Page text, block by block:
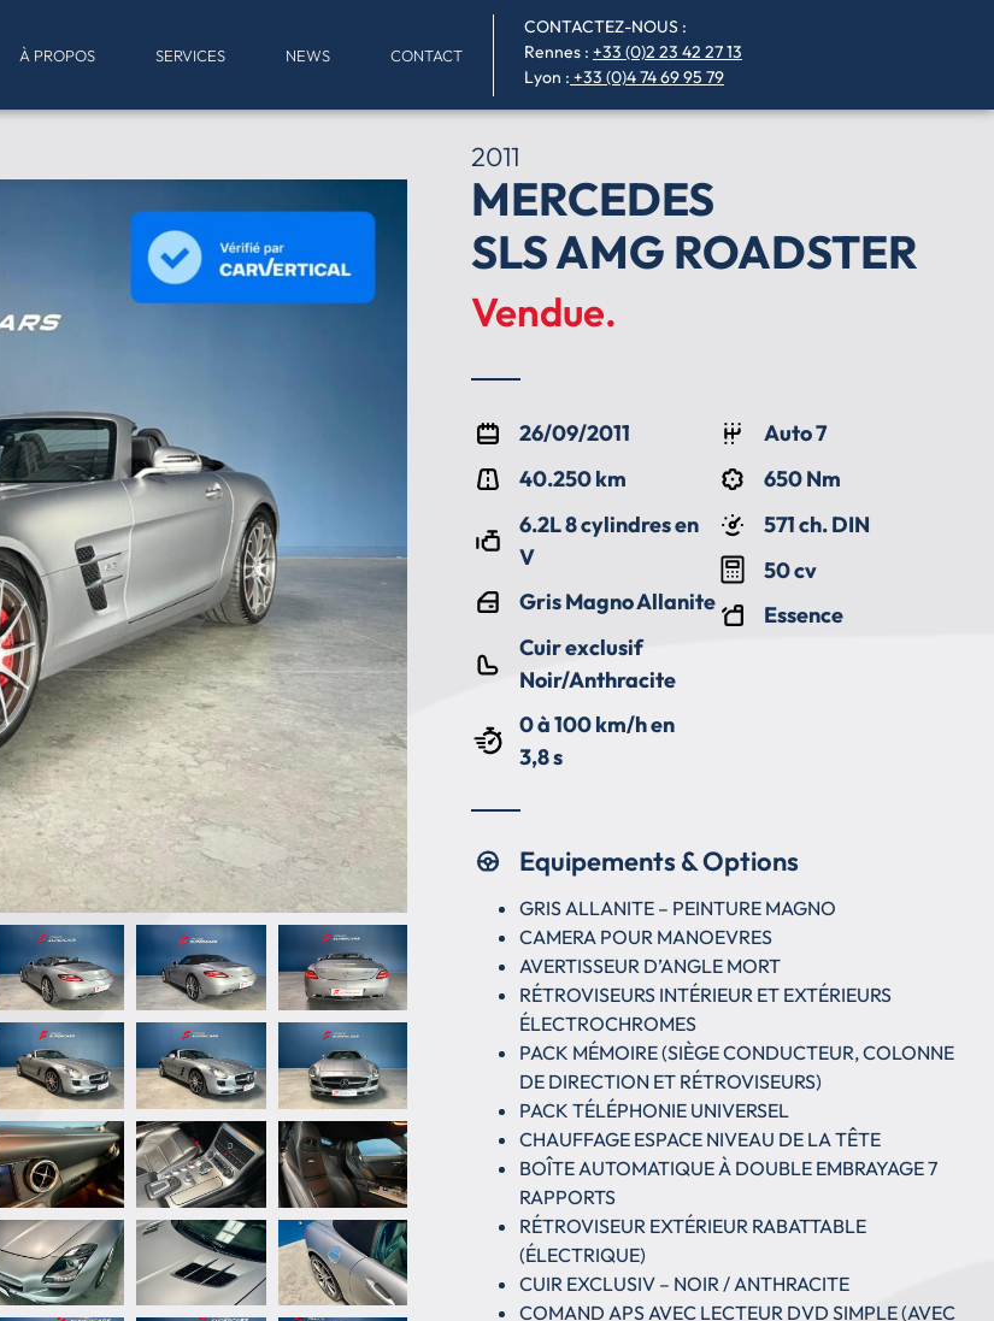
À PROPOS SERVICES NEWS CONTACT
CONTACTEZ-NOUS :
Rennes : +33 (0)2 23 42 27 13
Lyon : +33 (0)4 74 69 95 79
2011
MERCEDES
SLS AMG ROADSTER
Vendue.
26/09/2011
40.250 km
6.2L 8 cylindres en
V
Gris Magno Allanite
Cuir exclusif
Noir/Anthracite
0 à 100 km/h en
3,8 s
Auto 7
650 Nm
571 ch. DIN
50 cv
Essence
Equipements & Options
GRIS ALLANITE – PEINTURE MAGNO
CAMERA POUR MANOEVRES
AVERTISSEUR D’ANGLE MORT
RÉTROVISEURS INTÉRIEUR ET EXTÉRIEURS
ÉLECTROCHROMES
PACK MÉMOIRE (SIÈGE CONDUCTEUR, COLONNE
DE DIRECTION ET RÉTROVISEURS)
PACK TÉLÉPHONIE UNIVERSEL
CHAUFFAGE ESPACE NIVEAU DE LA TÊTE
BOÎTE AUTOMATIQUE À DOUBLE EMBRAYAGE 7
RAPPORTS
RÉTROVISEUR EXTÉRIEUR RABATTABLE
(ÉLECTRIQUE)
CUIR EXCLUSIV – NOIR / ANTHRACITE
COMAND APS AVEC LECTEUR DVD SIMPLE (AVEC